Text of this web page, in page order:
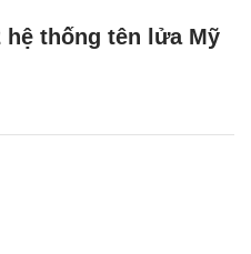
hệ thống tên lửa Mỹ